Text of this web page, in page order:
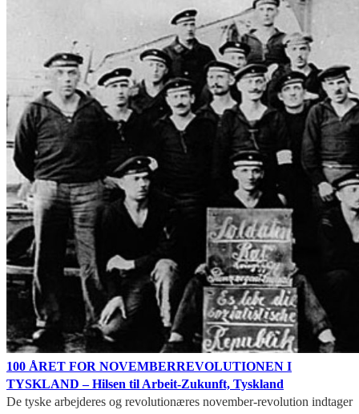
100 ÅRET FOR NOVEMBERREVOLUTIONEN I
TYSKLAND – Hilsen til Arbeit-Zukunft, Tyskland
De tyske arbejderes og revolutionæres november-revolution indtager